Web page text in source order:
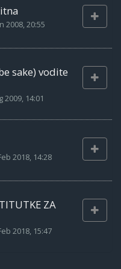
2008, 20:55
sake) vodite
2009, 14:01
2018, 14:28
ZA
2018, 15:47